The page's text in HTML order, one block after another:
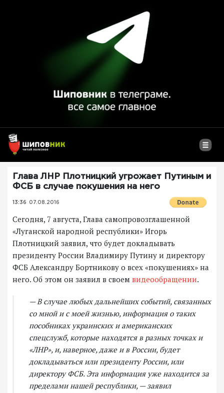
Глава ЛНР Плотницкий угрожает Путиным и
ФСБ в случае покушения на него
13:36 07.08.2016
Сегодня, 7 августа, Глава самопровозглашенной
«Луганской народной республики» Игорь
Плотницкий заявил, что будет докладывать
президенту России Владимиру Путину и директору
ФСБ Александру Бортникову о всех «покушениях» на
него. Об этом он заявил в своем видеообращении.
— В случае любых дальнейших событий, связанных
со мной и с моей жизнью, информация о таких
пособниках украинских и американских
спецслужб, которые находятся в разных точках и
«ЛНР», и, наверное, даже и в России, будет
докладываться или президенту России, или
директору ФСБ. Эта информация уже находится за
пределами нашей республики, — заявил